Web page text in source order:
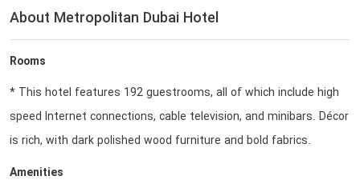
About Metropolitan Dubai Hotel
Rooms
* This hotel features 192 guestrooms, all of which include high
speed Internet connections, cable television, and minibars. Décor
is rich, with dark polished wood furniture and bold fabrics.
Amenities